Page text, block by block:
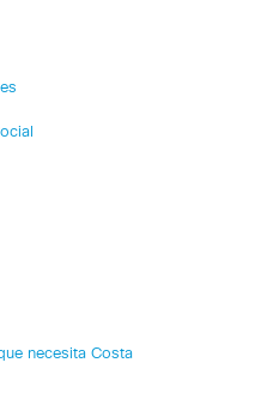
necesita Costa